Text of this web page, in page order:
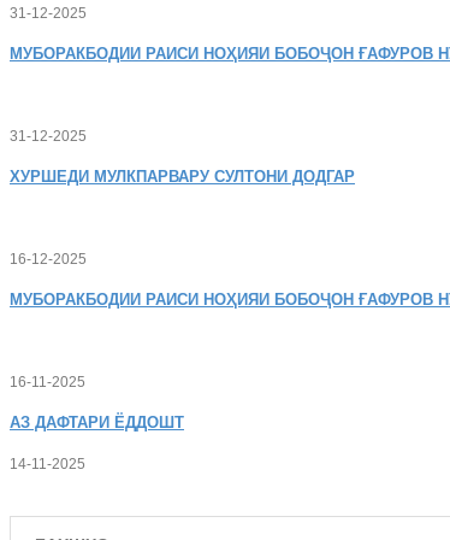
31-12-2025
МУБОРАКБОДИИ РАИСИ НОҲИЯИ БОБОҶОН ҒАФУРОВ
31-12-2025
ХУРШЕДИ МУЛКПАРВАРУ СУЛТОНИ ДОДГАР
16-12-2025
МУБОРАКБОДИИ РАИСИ НОҲИЯИ БОБОҶОН ҒАФУРОВ
16-11-2025
АЗ ДАФТАРИ ЁДДОШТ
14-11-2025